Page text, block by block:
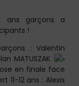
ans garçons a
!
: Valentin
MATUSZAK
en finale face
11-12 ans : Alexis